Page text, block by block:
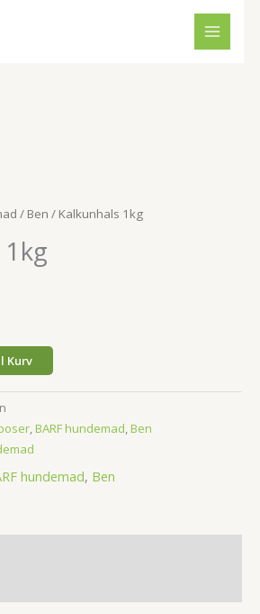
/ Ben / Kalkunhals 1kg
Kurv
,BARF hundemad,Ben
hundemad, Ben